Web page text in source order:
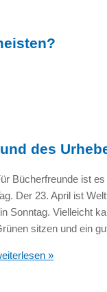
des
Bücherfreunde ist
Der 23. April ist
Sonntag. Vielleicht
sitzen und ein
»